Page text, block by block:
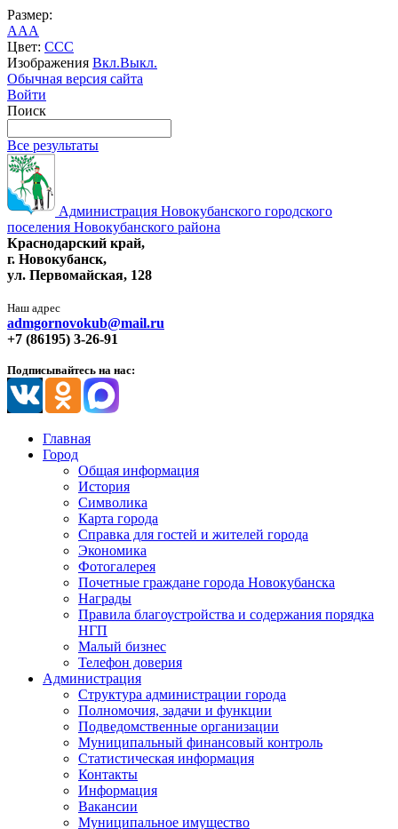
Размер:
AAA
Цвет: CCC
Изображения Вкл.Выкл.
Обычная версия сайта
Войти
Поиск
Все результаты
Администрация Новокубанского городского
поселения Новокубанского района
Краснодарский край,
г. Новокубанск,
ул. Первомайская, 128
Наш адрес
admgornovokub@mail.ru
+7 (86195) 3-26-91
Подписывайтесь на нас:
Главная
Город
Общая информация
История
Символика
Карта города
Справка для гостей и жителей города
Экономика
Фотогалерея
Почетные граждане города Новокубанска
Награды
Правила благоустройства и содержания порядка
НГП
Малый бизнес
Телефон доверия
Администрация
Структура администрации города
Полномочия, задачи и функции
Подведомственные организации
Муниципальный финансовый контроль
Статистическая информация
Контакты
Информация
Вакансии
Муниципальное имущество